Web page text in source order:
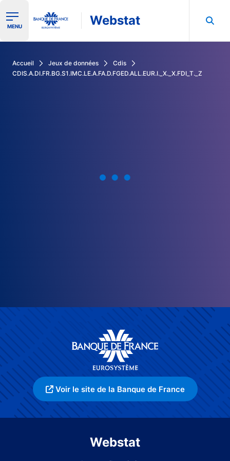
Ouvrir le menu de navigation
MENU Webstat
Accueil Jeux de données
Cdis
CDIS.A.DI.FR.BG.S1.IMC.LE.A.FA.D.FGED.ALL.EUR.I._X._X.FDI_T._Z
Voir le site de la Banque de France
Webstat